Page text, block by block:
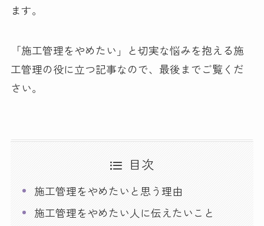
ます。
「施工管理をやめたい」と切実な悩みを抱える施
工管理の役に立つ記事なので、最後までご覧くだ
さい。
目次
施工管理をやめたいと思う理由
施工管理をやめたい人に伝えたいこと